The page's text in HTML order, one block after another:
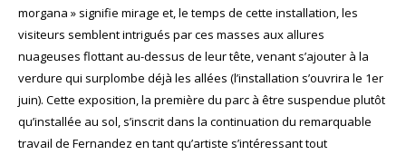
morgana » signifie mirage et, le temps de cette installation, les
visiteurs semblent intrigués par ces masses aux allures
nuageuses flottant au-dessus de leur tête, venant s’ajouter à la
verdure qui surplombe déjà les allées (l’installation s’ouvrira le 1er
juin). Cette exposition, la première du parc à être suspendue plutôt
qu’installée au sol, s’inscrit dans la continuation du remarquable
travail de Fernandez en tant qu’artiste s’intéressant tout